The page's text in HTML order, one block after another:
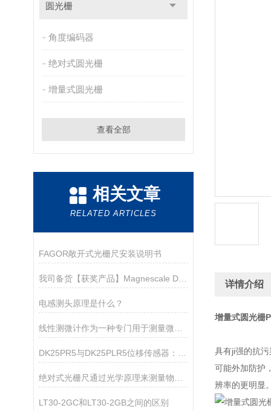
圆光栅
角度编码器
绝对式圆光栅
增量式圆光栅
查看全部
相关文章
RELATED ARTICLES
FAGOR敞开式光栅尺安装说明书
​我司备货【获奖产品】Magnescale DK800S系列笔形测头
电感测头原理是什么？
LT30-2GC和LT30-2GB之间的区别
详情介绍
增量式圆光栅
具有ji强的抗
可能外加防护
辨率的更明显